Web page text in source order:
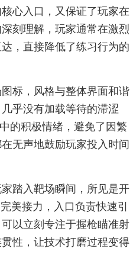
心入口，又保证了玩家在
刻理解，玩家通常在激烈
，直接降低了练习行为的
标，风格与整体界面和谐
乎没有加载等待的滞涩
的积极情绪，避免了因繁
无声地鼓励玩家投入时间
踏入靶场瞬间，所见是开
美接力，入口负责快速引
以立刻专注于握枪瞄准射
性，让技术打磨过程变得